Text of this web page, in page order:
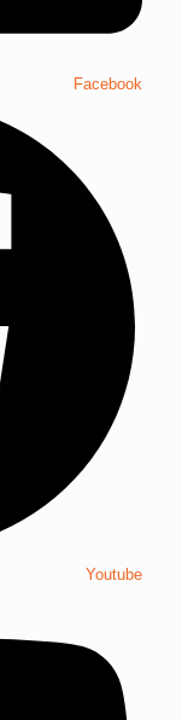
Facebook
Youtube